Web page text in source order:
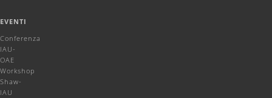
EVENTI
Conferenza
IAU-
OAE
Workshop
Shaw-
IAU